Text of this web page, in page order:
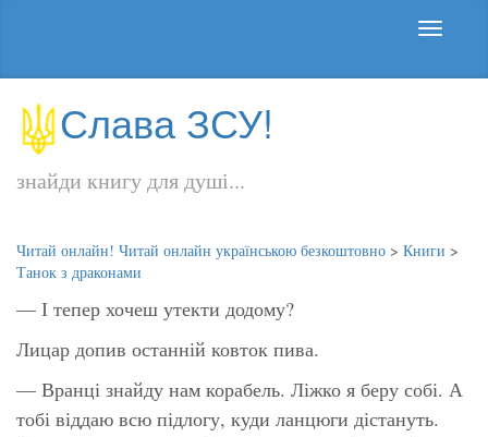
Слава ЗСУ!
знайди книгу для душі...
Читай онлайн! Читай онлайн українською безкоштовно > Книги >
Танок з драконами
— І тепер хочеш утекти додому?
Лицар допив останній ковток пива.
— Вранці знайду нам корабель. Ліжко я беру собі. А
тобі віддаю всю підлогу, куди ланцюги дістануть.